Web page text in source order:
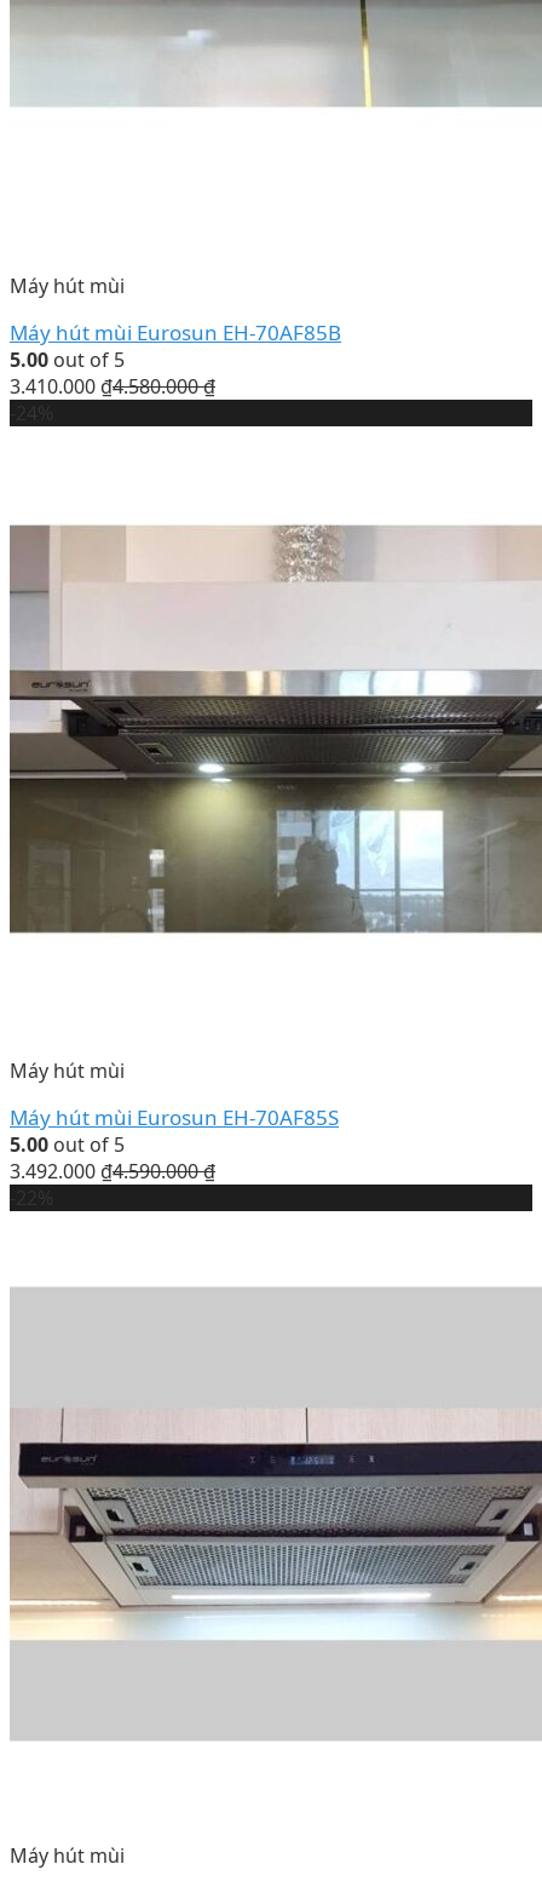
Máy hút mùi
Máy hút mùi Eurosun EH-70AF85B
5.00 out of 5
3.410.000 ₫4.580.000₫
Máy hút mùi
Máy hút mùi Eurosun EH-70AF85S
5.00 out of 5
3.492.000 ₫4.590.000₫
Máy hút mùi